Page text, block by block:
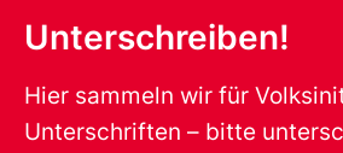
Unterschreiben!
Hier sammeln wir für
Unterschriften – bitte